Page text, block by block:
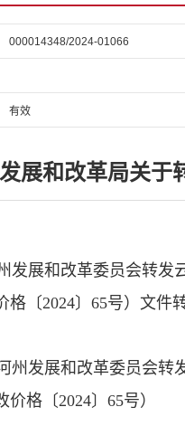
000014348/2024-01066
有效
展和改革局关于
展和改革委员会转发
格〔2024〕65号）文件
发展和改革委员会转
格〔2024〕65号）